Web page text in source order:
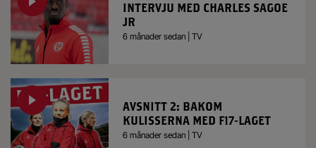
INTERVJU MED CHARLES SAGOE
JR
6 månader sedan | TV
AVSNITT 2: BAKOM
KULISSERNA MED F17-LAGET
6 månader sedan | TV